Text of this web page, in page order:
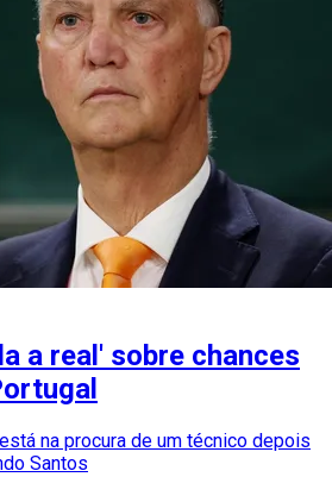
a real' sobre chances
na procura de um técnico depois
Santos